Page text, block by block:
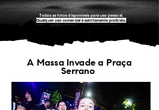
Todas as fotos disponíveis para uso pessoal.
Qualquer uso comercial é estritamente proibido.
A Massa Invade a Praça
Serrano